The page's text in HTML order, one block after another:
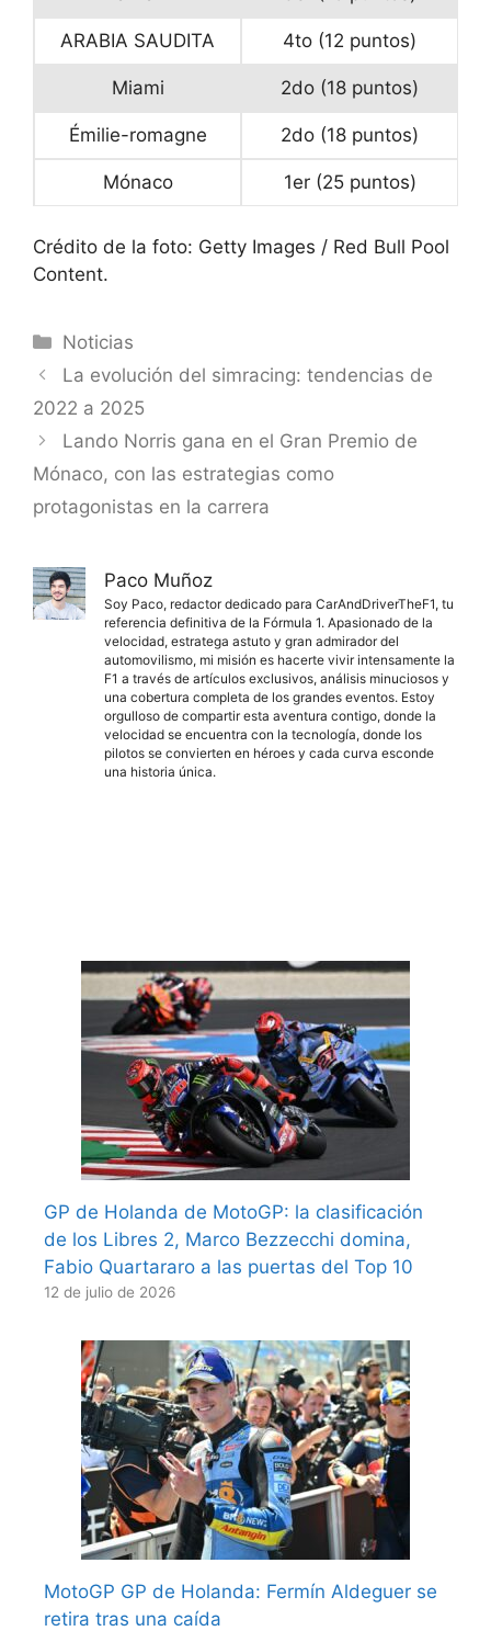
ARABIA SAUDITA 4to (12 puntos)
Miami 2do (18 puntos)
Émilie-romagne 2do (18 puntos)
Mónaco 1er (25 puntos)
Crédito de la foto: Getty Images / Red Bull Pool
Content.
Categorías
Noticias
La evolución del simracing: tendencias de
2022 a 2025
Lando Norris gana en el Gran Premio de
Mónaco, con las estrategias como
protagonistas en la carrera
Paco Muñoz
Soy Paco, redactor dedicado para CarAndDriverTheF1, tu
referencia definitiva de la Fórmula 1. Apasionado de la
velocidad, estratega astuto y gran admirador del
automovilismo, mi misión es hacerte vivir intensamente la
F1 a través de artículos exclusivos, análisis minuciosos y
una cobertura completa de los grandes eventos. Estoy
orgulloso de compartir esta aventura contigo, donde la
velocidad se encuentra con la tecnología, donde los
pilotos se convierten en héroes y cada curva esconde
una historia única.
GP de Holanda de MotoGP: la clasificación
de los Libres 2, Marco Bezzecchi domina,
Fabio Quartararo a las puertas del Top 10
12 de julio de 2026
MotoGP GP de Holanda: Fermín Aldeguer se
retira tras una caída